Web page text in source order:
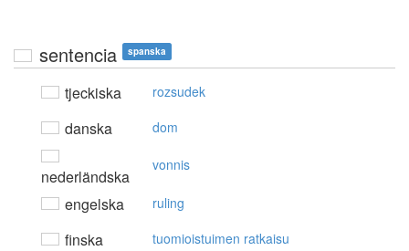
sentencia spanska
tjeckiska rozsudek
danska dom
nederländska
vonnis
engelska ruling
finska tuomioistuimen ratkaisu